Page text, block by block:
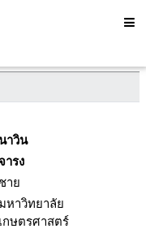
าวิน
ารง
ชาย
มหาวิทยาลัย
เกษตรศาสตร์